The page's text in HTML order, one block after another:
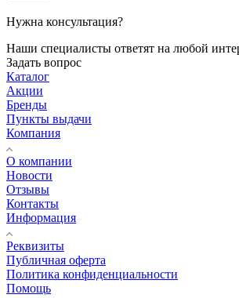
Нужна консультация?
Наши специалисты ответят на любой
Задать вопрос
Каталог
Акции
Бренды
Пункты выдачи
Компания
О компании
Новости
Отзывы
Контакты
Информация
Реквизиты
Публичная оферта
Политика конфиденциальности
Помощь